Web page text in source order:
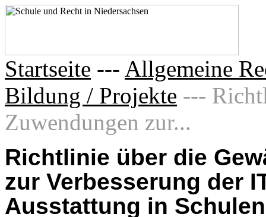
Startseite --- Allgemeine
Bildung / Projekte ---
Zuwendungen zur...
Richtlinie über die
zur Verbesserung der
Ausstattung in Schulen